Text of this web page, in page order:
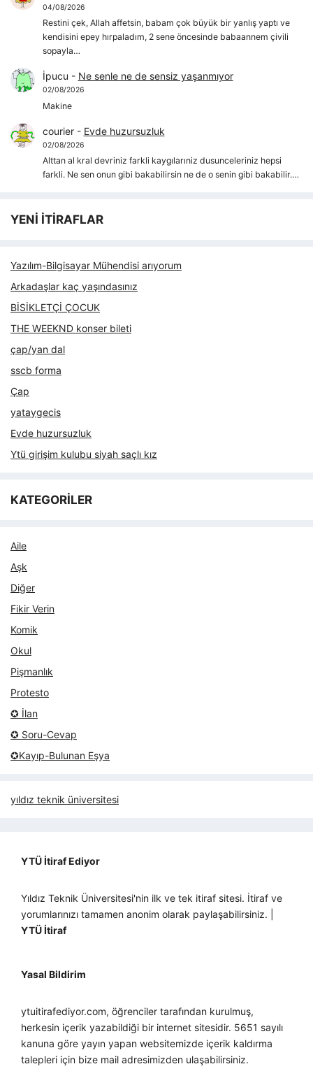
04/08/2026
Restini çek, Allah affetsin, babam çok büyük bir yanlış yaptı ve
kendisini epey hırpaladım, 2 sene öncesinde babaannem çivili
sopayla…
İpucu - Ne senle ne de sensiz yaşanmıyor
02/08/2026
Makine
courier- Evde huzursuzluk
02/08/2026
Alttan al kral devriniz farkli kaygılarıniz dusunceleriniz hepsi
farkli. Ne sen onun gibi bakabilirsin ne de o senin gibi bakabilir.…
YENİ İTİRAFLAR
Yazılım-Bilgisayar Mühendisi arıyorum
Arkadaşlar kaç yaşındasınız
BİSİKLETÇİ ÇOCUK
THE WEEKND konser bileti
çap/yan dal
sscb forma
Çap
yataygecis
Evde huzursuzluk
Ytü girişim kulubu siyah saçlı kız
KATEGORİLER
Aile
Aşk
Diğer
Fikir Verin
Komik
Okul
Pişmanlık
Protesto
✪ İlan
✪ Soru-Cevap
✪Kayıp-Bulunan Eşya
yıldız teknik üniversitesi
YTÜ İtiraf Ediyor
Yıldız Teknik Üniversitesi'nin ilk ve tek itiraf sitesi. İtiraf ve
yorumlarınızı tamamen anonim olarak paylaşabilirsiniz. |
YTÜ İtiraf
Yasal Bildirim
ytuitirafediyor.com, öğrenciler tarafından kurulmuş,
herkesin içerik yazabildiği bir internet sitesidir. 5651 sayılı
kanuna göre yayın yapan websitemizde içerik kaldırma
talepleri için bize mail adresimizden ulaşabilirsiniz.